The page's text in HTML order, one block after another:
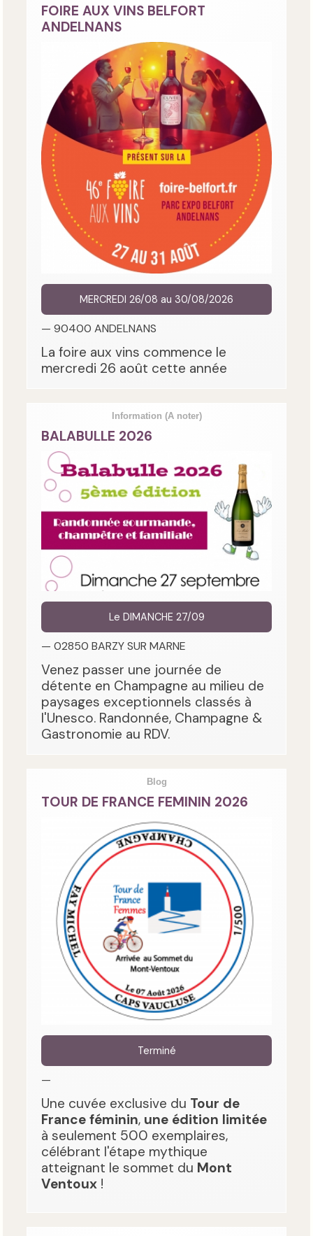
FOIRE AUX VINS BELFORT
ANDELNANS
MERCREDI 26/08 au 30/08/2026
— 90400 ANDELNANS
La foire aux vins commence le
mercredi 26 août cette année
Information (A noter)
BALABULLE 2026
Le DIMANCHE 27/09
— 02850 BARZY SUR MARNE
Venez passer une journée de
détente en Champagne au milieu de
paysages exceptionnels classés à
l'Unesco. Randonnée, Champagne &
Gastronomie au RDV.
Blog
TOUR DE FRANCE FEMININ 2026
Terminé
—
Une cuvée exclusive du Tour de
France féminin, une édition limitée
à seulement 500 exemplaires,
célébrant l'étape mythique
atteignant le sommet du Mont
Ventoux !